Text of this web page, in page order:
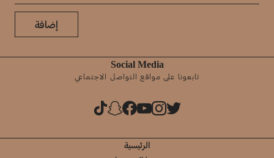
إضافة
Social Media
تابعونا على مواقع التواصل الاجتماعي
الرئيسية